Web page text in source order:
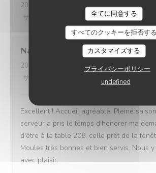
全てに同意する
すべてのクッキーを拒否する
カスタマイズする
プライバシーポリシー
undefined
2026-08-03
- 19:00 - ゲスト 5
サービス
雰囲気 4/5 メニュー :4 /5
Nathalie
2026-08-04
- 14:15 - ゲスト 2
サービス
メニュー
Excellent ! Accueil agréable. Pleine
serveur a pris le temps d'honorer ma
d'être à la table 208, celle prêt de la
Moules très bonnes et bien servis. Nous
avec plaisir.